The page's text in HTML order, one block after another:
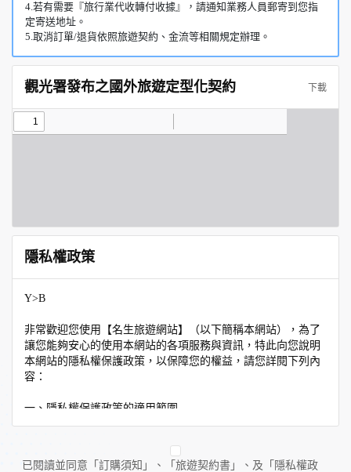
4.若有需要『旅行業代收轉付收據』，請通知業務人員郵寄到您指
定寄送地址。
5.取消訂單/退貨依照旅遊契約、金流等相關規定辦理。
觀光署發布之國外旅遊定型化契約 下載
隱私權政策
Y>B
非常歡迎您使用【名生旅遊網站】（以下簡稱本網站），為了
讓您能夠安心的使用本網站的各項服務與資訊，特此向您說明
本網站的隱私權保護政策，以保障您的權益，請您詳閱下列內
容：
一、隱私權保護政策的適用範圍
隱私權保護政策內容，包括本網站如何處理在您使用網站服務
外的相關連結網站，也不適用於非本網站所委託或參與管理的
已閱讀並同意「訂購須知」、「旅遊契約書」、及「隱私權政